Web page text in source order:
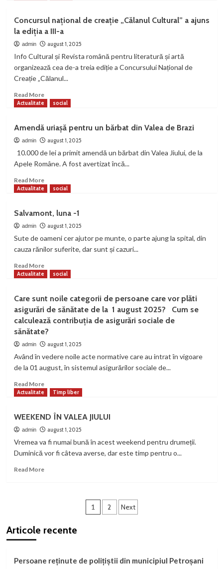
–
Anul
Calității
Turism:
Angajament
al
privat,
apel
către
Guvern
Concursul național de creație „Călanul Cultural” a ajuns
la ediția a III-a
admin august 1, 2025
Info Cultural și Revista română pentru literatură și artă
organizează cea de-a treia ediție a Concursului Național de
Creație „Călanul...
Read MoreRead
more
național
de
creație
„Călanul
a
ajuns
a
III-
a
Actualitate social
Amendă uriașă pentru un bărbat din Valea de Brazi
admin august 1, 2025
10.000 de lei a primit amendă un bărbat din Valea Jiului, de la
Apele Române. A fost avertizat încă...
Read MoreRead
more
uriașă
pentru
un
bărbat
Valea
de
Actualitate social
Salvamont, luna -1
admin august 1, 2025
Sute de oameni cer ajutor pe munte, o parte ajung la spital, din
cauza rănilor suferite, dar sunt și cazuri...
Read MoreRead
more
luna
-1
Actualitate social
Care sunt noile categorii de persoane care vor plăti
asigurări de sănătate de la 1 august 2025? Cum se
calculează contribuția de asigurări sociale de
sănătate?
admin august 1, 2025
Având în vedere noile acte normative care au intrat în vigoare
de la 01 august, în sistemul asigurărilor sociale de...
Read MoreRead
more
Care
sunt
noile
categorii
care
la 1
Cum
Actualitate Timp liber
WEEKEND ÎN VALEA JIULUI
admin august 1, 2025
Vremea va fi numai bună în acest weekend pentru drumeții.
Duminică vor fi câteva averse, dar este timp pentru o...
Read MoreRead
Paginație
1 2 Next
Articole recente
Persoane reținute de polițiștii din municipiul Petroșani